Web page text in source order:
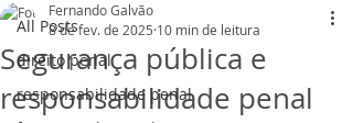
All Posts
direito penal
responsabilidade penal
Segurança pública e
responsabilidade penal
Fernando Galvão
8 de fev. de 2025 10 min de leitura